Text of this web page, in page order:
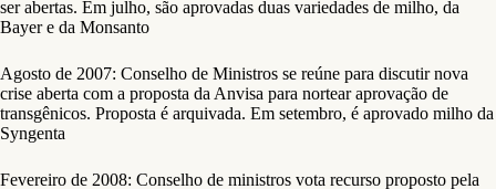
ser abertas. Em julho, são aprovadas duas variedades de milho, da
Bayer e da Monsanto
Agosto de 2007: Conselho de Ministros se reúne para discutir nova
crise aberta com a proposta da Anvisa para nortear aprovação de
transgênicos. Proposta é arquivada. Em setembro, é aprovado milho da
Syngenta
Fevereiro de 2008: Conselho de ministros vota recurso proposto pela